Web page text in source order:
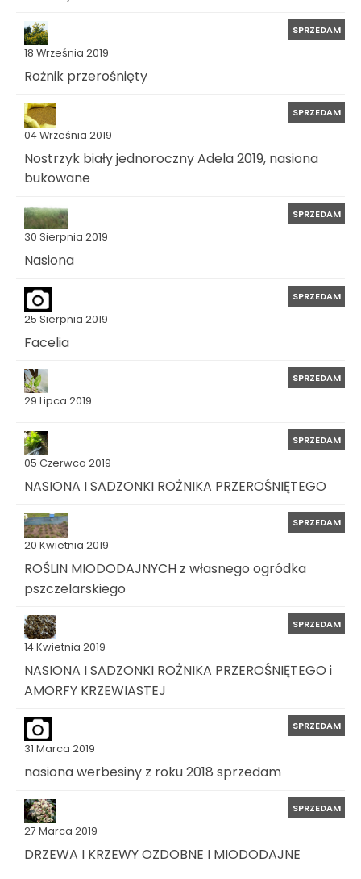
18 Września 2019
SPRZEDAM
Rożnik przerośnięty
04 Września 2019
SPRZEDAM
Nostrzyk biały jednoroczny Adela 2019, nasiona
bukowane
30 Sierpnia 2019
SPRZEDAM
Nasiona
25 Sierpnia 2019
SPRZEDAM
Facelia
29 Lipca 2019
SPRZEDAM
05 Czerwca 2019
SPRZEDAM
NASIONA I SADZONKI ROŻNIKA PRZEROŚNIĘTEGO
20 Kwietnia 2019
SPRZEDAM
ROŚLIN MIODODAJNYCH z własnego ogródka
pszczelarskiego
14 Kwietnia 2019
SPRZEDAM
NASIONA I SADZONKI ROŻNIKA PRZEROŚNIĘTEGO i
AMORFY KRZEWIASTEJ
31 Marca 2019
SPRZEDAM
nasiona werbesiny z roku 2018 sprzedam
27 Marca 2019
SPRZEDAM
DRZEWA I KRZEWY OZDOBNE I MIODODAJNE